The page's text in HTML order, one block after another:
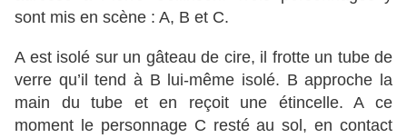
sont mis en scène : A, B et C.
A est isolé sur un gâteau de cire, il frotte un tube de
verre qu’il tend à B lui-même isolé. B approche la
main du tube et en reçoit une étincelle. A ce
moment le personnage C resté au sol, en contact